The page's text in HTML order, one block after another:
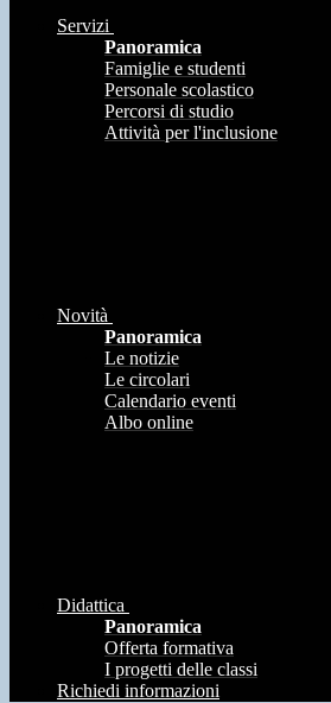
Servizi
Panoramica
Famiglie e studenti
Personale scolastico
Percorsi di studio
Attività per l'inclusione
Novità
Panoramica
Le notizie
Le circolari
Calendario eventi
Albo online
Didattica
Panoramica
Offerta formativa
I progetti delle classi
Richiedi informazioni